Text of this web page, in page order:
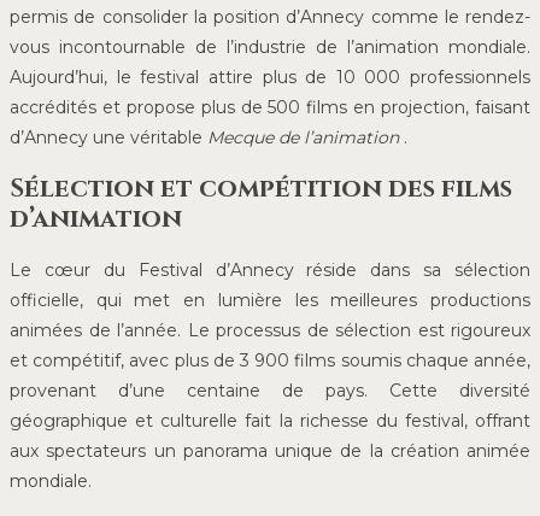
permis de consolider la position d’Annecy comme le rendez-
vous incontournable de l’industrie de l’animation mondiale.
Aujourd’hui, le festival attire plus de 10 000 professionnels
accrédités et propose plus de 500 films en projection, faisant
d’Annecy une véritable Mecque de l’animation .
Sélection et compétition des films
d’animation
Le cœur du Festival d’Annecy réside dans sa sélection
officielle, qui met en lumière les meilleures productions
animées de l’année. Le processus de sélection est rigoureux
et compétitif, avec plus de 3 900 films soumis chaque année,
provenant d’une centaine de pays. Cette diversité
géographique et culturelle fait la richesse du festival, offrant
aux spectateurs un panorama unique de la création animée
mondiale.